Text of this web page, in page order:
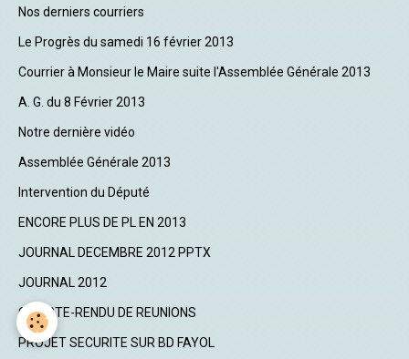
Nos derniers courriers
Le Progrès du samedi 16 février 2013
Courrier à Monsieur le Maire suite l'Assemblée Générale 2013
A. G. du 8 Février 2013
Notre dernière vidéo
Assemblée Générale 2013
Intervention du Député
ENCORE PLUS DE PL EN 2013
JOURNAL DECEMBRE 2012 PPTX
JOURNAL 2012
COMPTE-RENDU DE REUNIONS
PROJET SECURITE SUR BD FAYOL